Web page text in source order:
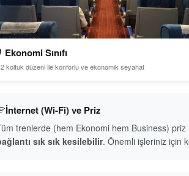
Ekonomi Sınıfı
koltuk düzeni ile konforlu ve ekonomik seyahat
İnternet (Wi-Fi) ve Priz
trenlerde (hem Ekonomi hem Business) priz
sık sık kesilebilir. Önemli işleriniz için